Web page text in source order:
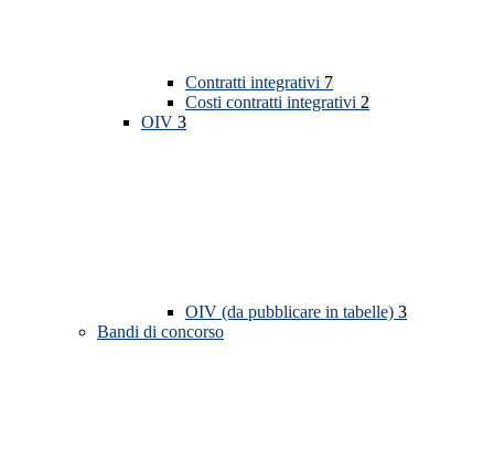
Contratti integrativi 7
Costi contratti integrativi 2
OIV 3
OIV (da pubblicare in tabelle) 3
Bandi di concorso